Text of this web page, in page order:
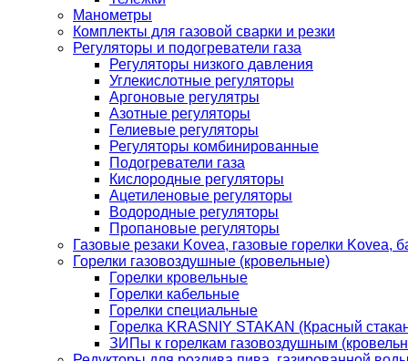
Манометры
Комплекты для газовой сварки и резки
Регуляторы и подогреватели газа
Регуляторы низкого давления
Углекислотные регуляторы
Аргоновые регулятры
Азотные регуляторы
Гелиевые регуляторы
Регуляторы комбинированные
Подогреватели газа
Кислородные регуляторы
Ацетиленовые регуляторы
Водородные регуляторы
Пропановые регуляторы
Газовые резаки Kovea, газовые горелки Kovea,
Горелки газовоздушные (кровельные)
Горелки кровельные
Горелки кабельные
Горелки специальные
Горелка KRASNIY STAKAN (Красный
ЗИПы к горелкам газовоздушным